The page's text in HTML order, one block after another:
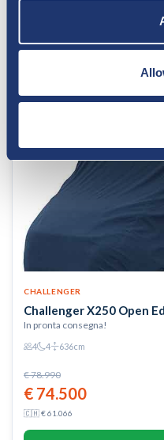
CHALLENGER
Challenger X250 Open
In pronta consegna!
4 4 636cm
€ 78.990
€ 74.500
🇨🇭 € 61.066